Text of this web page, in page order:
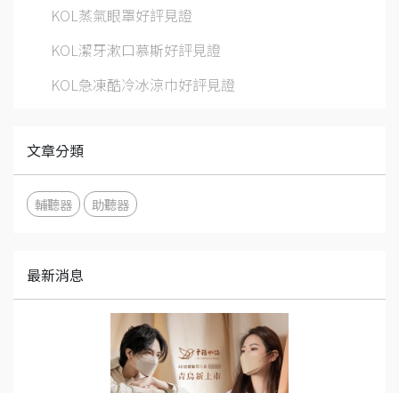
KOL蒸氣眼罩好評見證
KOL潔牙漱口慕斯好評見證
KOL急凍酷冷冰涼巾好評見證
文章分類
輔聽器 助聽器
最新消息